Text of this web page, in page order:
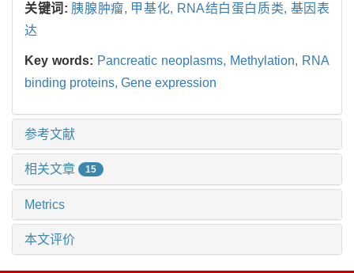
关键词: 胰腺肿瘤, 甲基化, RNA结白蛋白质类, 基因表
达
Key words: Pancreatic neoplasms, Methylation, RNA
binding proteins, Gene expression
参考文献
相关文章 15
Metrics
本文评价